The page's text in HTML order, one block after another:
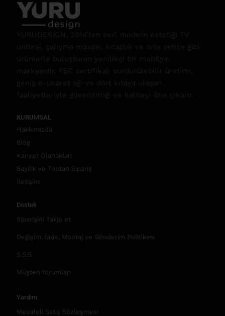
YURUDESIGN, 2014’ten beri modern estetiği TV
ünitesi, çalışma masası, kitaplık ve orta sehpa gibi
ürünlerle buluşturan yenilikçi bir mobilya
markasıdır. FSC sertifikalı sürdürülebilir üretimi,
geniş e-ticaret ağı ve dört kıtaya ulaşan
faaliyetleriyle güvenilirliği ve kaliteyi öne çıkarır.
KURUMSAL
Hakkımızda
Blog
Kariyer Olanakları
Bayilik ve Toptan Sipariş
İletişim
Destek
Siparişini Takip et
Değişim, İade, Montaj ve Gönderim Politikası
S.S.S
Müşteri Yorumları
Yardım
Mesafeli Satış Sözleşmesi